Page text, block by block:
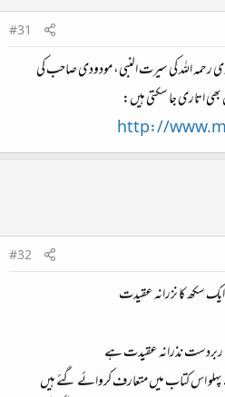
#31
اللہ کی سیرت النبی، مودودی صاحب کی
اتاری جا سکتی ہیں:
http://
#32
سکھ کا نزرانہ عقیدت
ربردست نذرانہ عقیدت ہے
پہلو اس کتاب میں متعارف کروائے گئے ہیں